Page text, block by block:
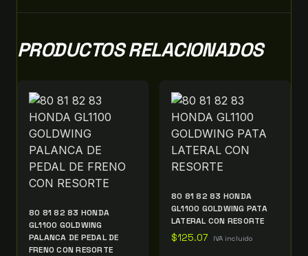
PRODUCTOS RELACIONADOS
80 81 82 83 HONDA
GL1100 GOLDWING
PALANCA DE PEDAL DE
FRENO CON RESORTE
80 81 82 83 HONDA
GL1100 GOLDWING PATA
LATERAL CON RESORTE
$125.07 IVA incluido